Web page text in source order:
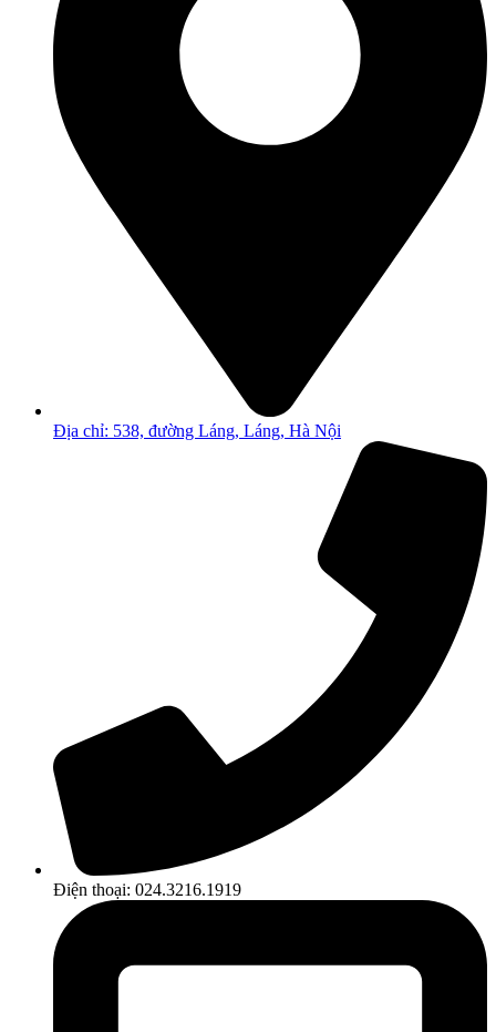
Địa chỉ: 538, đường Láng, Láng, Hà Nội
Điện thoại: 024.3216.1919